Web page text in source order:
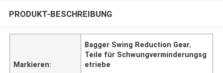
PRODUKT-BESCHREIBUNG
Markieren:
Bagger Swing Reduction Gear,
Teile für Schwungverminderungsg
etriebe